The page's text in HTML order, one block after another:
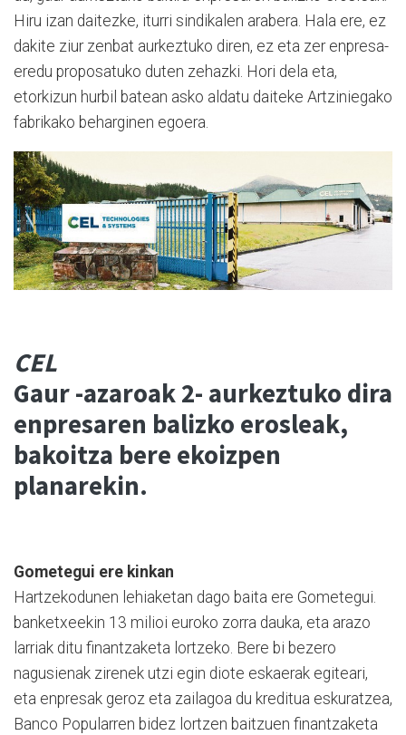
Hiru izan daitezke, iturri sindikalen arabera. Hala ere, ez
dakite ziur zenbat aurkeztuko diren, ez eta zer enpresa-
eredu proposatuko duten zehazki. Hori dela eta,
etorkizun hurbil batean asko aldatu daiteke Artziniegako
fabrikako beharginen egoera.
CEL
Gaur -azaroak 2- aurkeztuko dira
enpresaren balizko erosleak,
bakoitza bere ekoizpen
planarekin.
Gometegui ere kinkan
Hartzekodunen lehiaketan dago baita ere Gometegui.
banketxeekin 13 milioi euroko zorra dauka, eta arazo
larriak ditu finantzaketa lortzeko. Bere bi bezero
nagusienak zirenek utzi egin diote eskaerak egiteari,
eta enpresak geroz eta zailagoa du kreditua eskuratzea,
Banco Popularren bidez lortzen baitzuen finantzaketa